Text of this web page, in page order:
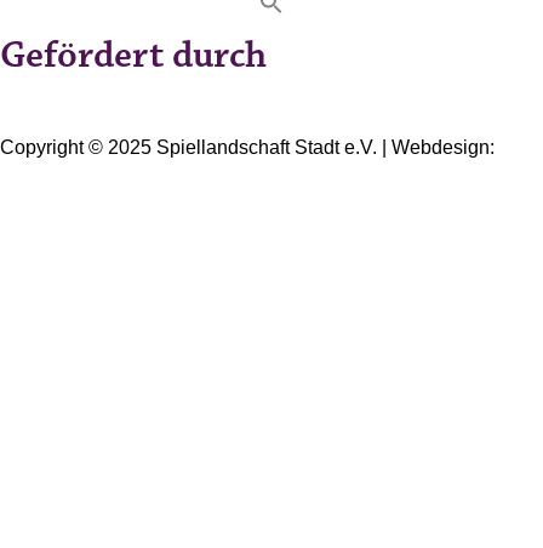
Gefördert durch
Copyright © 2025 Spiellandschaft Stadt e.V. | Webdesign: